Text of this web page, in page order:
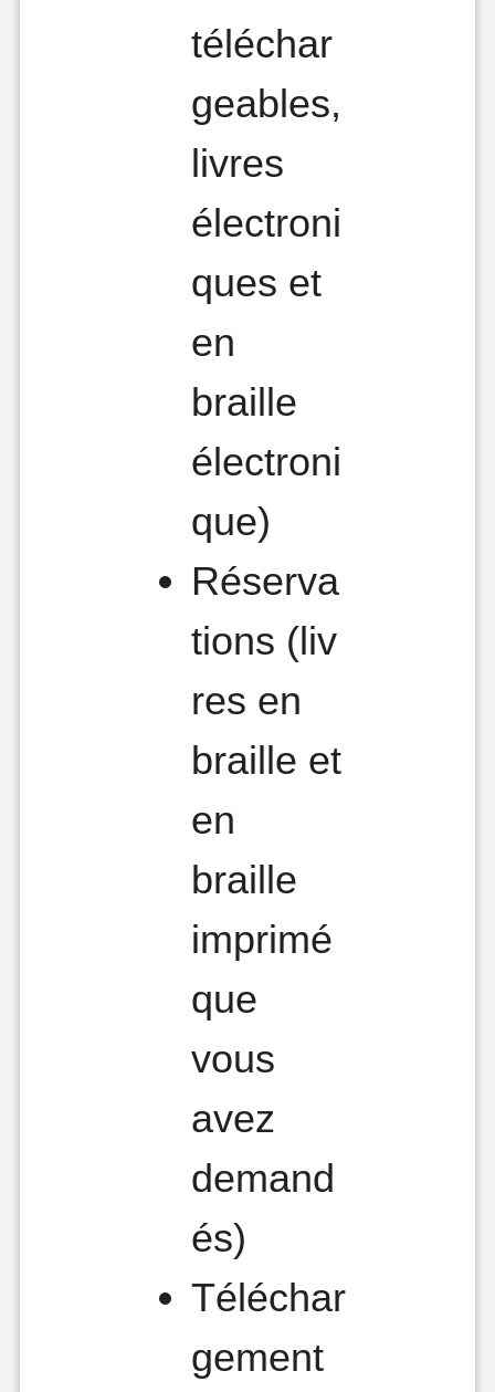
téléchar
geables,
livres
électroni
ques et
en
braille
électroni
que)
Réserva
tions (liv
res en
braille et
en
braille
imprimé
que
vous
avez
demand
és)
Téléchar
gement